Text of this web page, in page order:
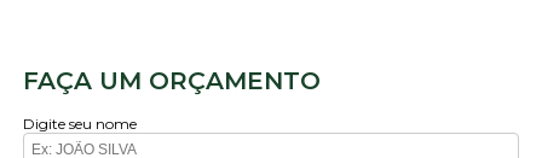
FAÇA UM ORÇAMENTO
Digite seu nome